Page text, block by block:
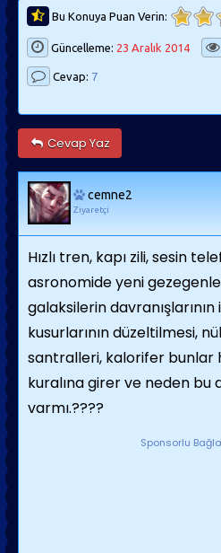
Bu Konuya Puan Verin:
Güncelleme: 23 Aralık 2014
Cevap: 7
Cevap Yaz
cemne2
Ziyaretçi
Hızlı tren, kapı zili, sesin
asronomide yeni
galaksilerin
kusurlarının düzeltilmesi,
santralleri, kalorifer bunlar
kuralına girer ve neden bu
varmı.????
Sponsorlu